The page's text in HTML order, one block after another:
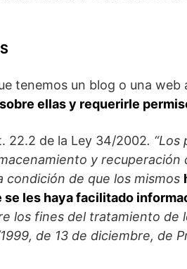
tenemos un blog o una web
ellas y requerirle
22.2 de la Ley 34/2002. “Los
y recuperación
condición de que los mismos
les haya facilitado
los fines del tratamiento de
de 13 de diciembre, de